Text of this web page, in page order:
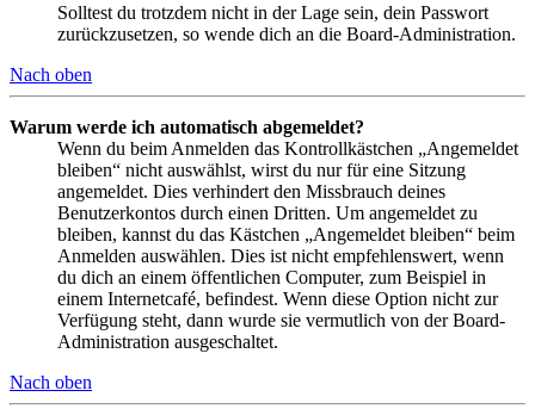
Solltest du trotzdem nicht in der Lage sein, dein Passwort
zurückzusetzen, so wende dich an die Board-Administration.
Nach oben
Warum werde ich automatisch abgemeldet?
Wenn du beim Anmelden das Kontrollkästchen „Angemeldet
bleiben“ nicht auswählst, wirst du nur für eine Sitzung
angemeldet. Dies verhindert den Missbrauch deines
Benutzerkontos durch einen Dritten. Um angemeldet zu
bleiben, kannst du das Kästchen „Angemeldet bleiben“ beim
Anmelden auswählen. Dies ist nicht empfehlenswert, wenn
du dich an einem öffentlichen Computer, zum Beispiel in
einem Internetcafé, befindest. Wenn diese Option nicht zur
Verfügung steht, dann wurde sie vermutlich von der Board-
Administration ausgeschaltet.
Nach oben